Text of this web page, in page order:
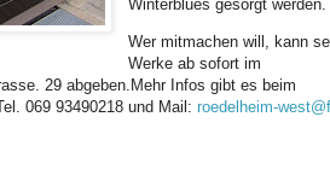
Winterblues gesorgt werden.
Wer mitmachen will, kann
Werke ab sofort im
29 abgeben.Mehr Infos gibt es beim
069 93490218 und Mail: roedelheim-